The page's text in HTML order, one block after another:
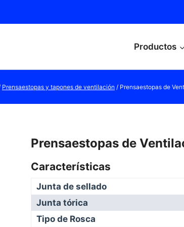
Productos
Prensaestopas y tapones de ventilación / Prensaestopas de
Prensaestopas de
Características
Junta de sellado
Junta tórica
Tipo de Rosca